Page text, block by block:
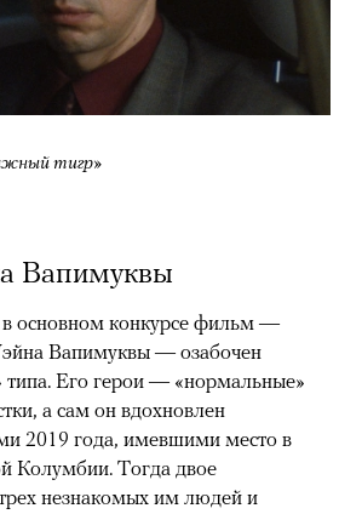
тигр»
Вапимуквы
основном конкурсе фильм —
Вапимуквы — озабочен
типа. Его герои — «нормальные»
а сам он вдохновлен
2019 года, имевшими место в
Колумбии. Тогда двое
незнакомых им людей и